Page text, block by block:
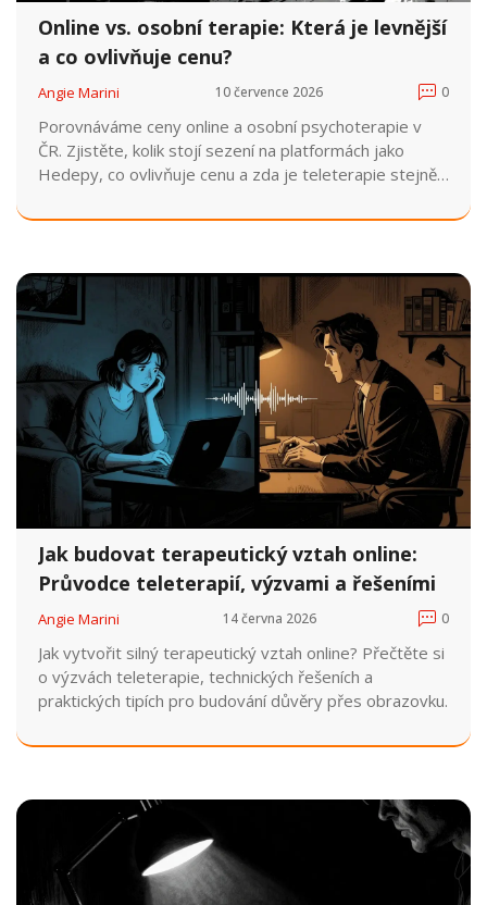
Online vs. osobní terapie: Která je levnější
a co ovlivňuje cenu?
Angie Marini 10 července 2026 0
Porovnáváme ceny online a osobní psychoterapie v
ČR. Zjistěte, kolik stojí sezení na platformách jako
Hedepy, co ovlivňuje cenu a zda je teleterapie stejně
Jak budovat terapeutický vztah online:
Průvodce teleterapií, výzvami a řešeními
Angie Marini 14 června 2026 0
Jak vytvořit silný terapeutický vztah online? Přečtěte si
o výzvách teleterapie, technických řešeních a
praktických tipích pro budování důvěry přes obrazovku.